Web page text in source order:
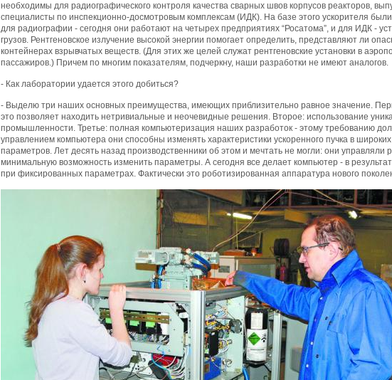
необходимы для радиографического контроля качества сварных швов корпусов реакторов,
специалисты по инспекционно-досмотровым комплексам (ИДК). На базе этого ускорителя
для радиографии - сегодня они работают на четырех предприятиях “Росатома”, и для ИДК -
грузов. Рентгеновское излучение высокой энергии помогает определить, представляют ли
контейнерах взрывчатых веществ. (Для этих же целей служат рентгеновские установки в
пассажиров.) Причем по многим показателям, подчеркну, наши разработки не имеют аналогов.
- Как лаборатории удается этого добиться?
- Выделю три наших основных преимущества, имеющих приблизительно равное значение.
это позволяет находить нетривиальные и неочевидные решения. Второе: использование
промышленности. Третье: полная компьютеризация наших разработок - этому требованию
управлением компьютера они способны изменять характеристики ускоренного пучка в
параметров. Лет десять назад производственники об этом и мечтать не могли: они
минимальную возможность изменить параметры. А сегодня все делает компьютер - в
при фиксированных параметрах. Фактически это роботизированная аппаратура нового